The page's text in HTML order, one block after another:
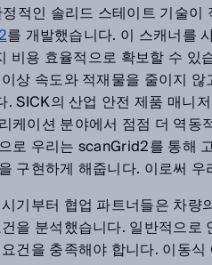
적인 솔리드 스테이트 기술
를 개발했습니다. 이 스캐너를
비용 효율적으로 확보할 수
상 속도와 적재물을 줄이지
. SICK의 산업 안전 제품 매니
케이션 분야에서 점점 더 역
로 우리는 scanGrid2를 통해
구현하게 해줍니다. 이로써
기부터 협업 파트너들은 차
을 분석했습니다. 일반적으
건을 충족해야 합니다. 이동